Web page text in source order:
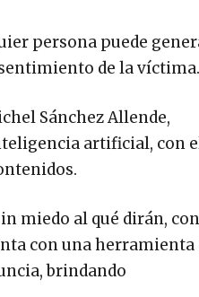
persona puede
de la víctima.
Sánchez Allende,
artificial, con
miedo al qué dirán,
con una herramienta
brindando